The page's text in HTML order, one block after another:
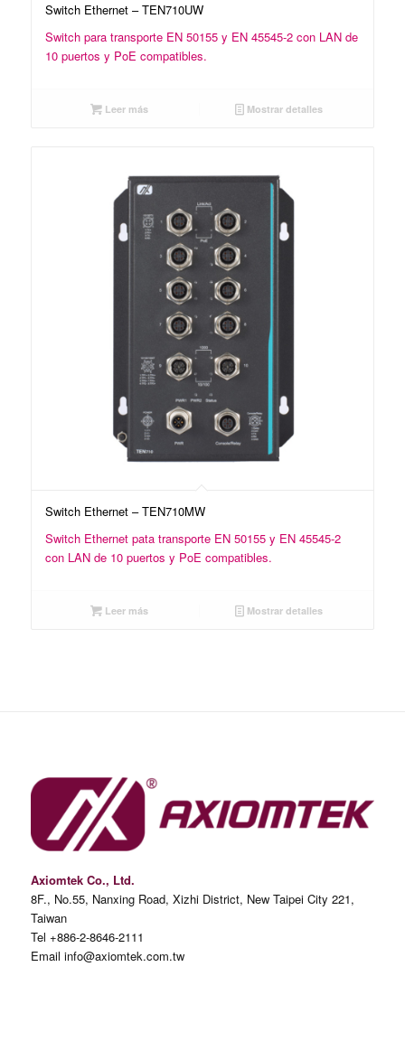
Switch Ethernet – TEN710UW
Switch para transporte EN 50155 y EN 45545-2 con LAN de
10 puertos y PoE compatibles.
Leer más Mostrar detalles
Switch Ethernet – TEN710MW
Switch Ethernet pata transporte EN 50155 y EN 45545-2
con LAN de 10 puertos y PoE compatibles.
Leer más Mostrar detalles
Axiomtek Co., Ltd.
8F., No.55, Nanxing Road, Xizhi District, New Taipei City 221,
Taiwan
Tel +886-2-8646-2111
Email info@axiomtek.com.tw